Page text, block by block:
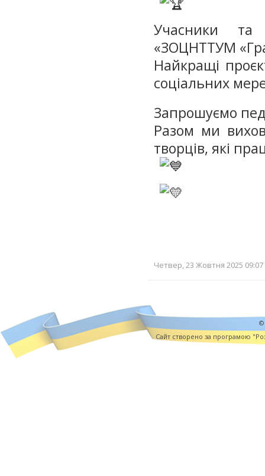
Учасники
«ЗОЦНТТУМ
Найкращі
соціальних
Запрошуємо
Разом ми
творців, які
Четвер, 23 Жовтня 2025
©
Cайт створено за програмою